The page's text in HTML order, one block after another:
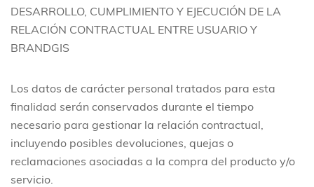
DESARROLLO, CUMPLIMIENTO Y EJECUCIÓN DE LA
RELACIÓN CONTRACTUAL ENTRE USUARIO Y
BRANDGIS
Los datos de carácter personal tratados para esta
finalidad serán conservados durante el tiempo
necesario para gestionar la relación contractual,
incluyendo posibles devoluciones, quejas o
reclamaciones asociadas a la compra del producto y/o
servicio.